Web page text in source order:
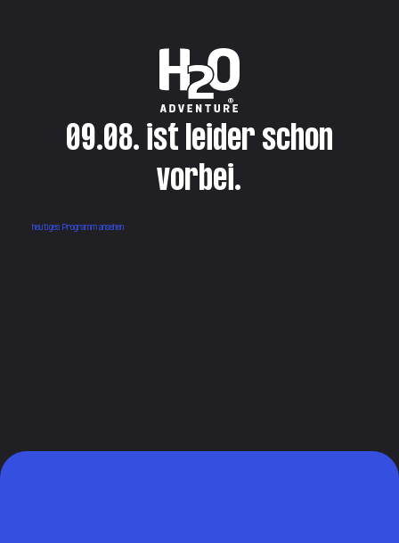
09.08. ist leider schon
vorbei.
heutiges Programm ansehen